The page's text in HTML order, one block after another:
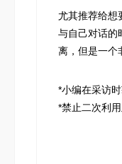
尤其推荐给想
与自己对话的
离，但是一个
*小编在采访
*禁止二次利